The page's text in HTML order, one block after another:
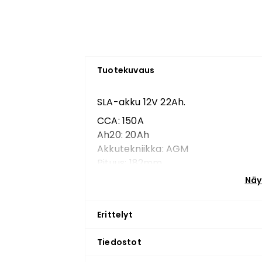
Tuotekuvaus
SLA-akku 12V 22Ah.
CCA: 150A
Ah20: 20Ah
Akkutekniikka: AGM
Pituus: 182mm
Erittelyt
Tiedostot